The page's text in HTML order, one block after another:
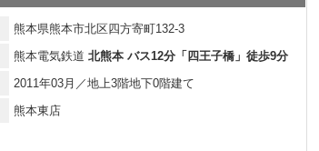
熊本県熊本市北区四方寄町132-3
熊本電気鉄道 北熊本 バス12分「四王子橋」徒歩9分
2011年03月／地上3階地下0階建て
熊本東店